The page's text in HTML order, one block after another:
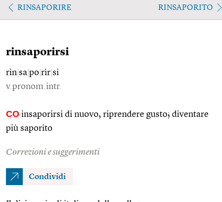
RINSAPORIRE RINSAPORITO
rinsaporirsi
rin sa po rìr si
v.pronom.intr.
CO insaporirsi di nuovo, riprendere gusto; diventare
più saporito
Correzioni e suggerimenti
Condividi